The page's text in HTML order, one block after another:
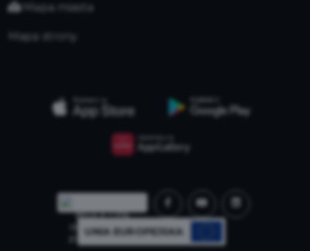
Mapa miasta
Mapa strony
UNIA EUROPEJSKA